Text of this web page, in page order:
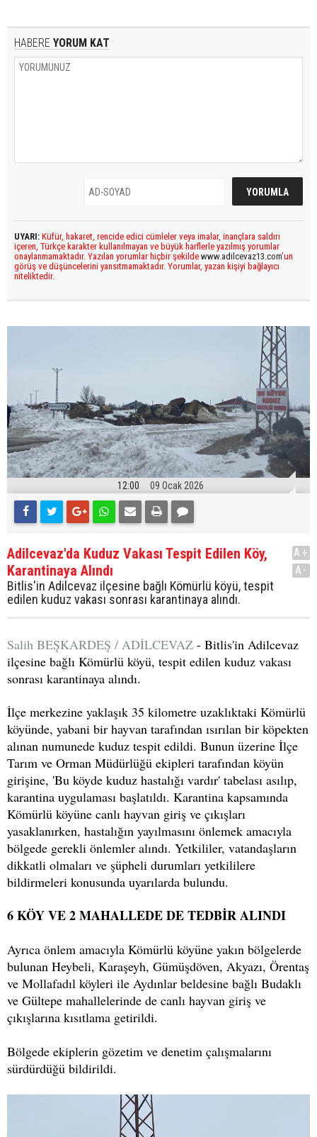
HABERE YORUM KAT
UYARI: Küfür, hakaret, rencide edici cümleler veya imalar, inançlara saldırı
içeren, Türkçe karakter kullanılmayan ve büyük harflerle yazılmış yorumlar
onaylanmamaktadır. Yazılan yorumlar hiçbir şekilde www.adilcevaz13.com’un
görüş ve düşüncelerini yansıtmamaktadır. Yorumlar, yazan kişiyi bağlayıcı
niteliktedir.
12:00 09 Ocak 2026
Adilcevaz'da Kuduz Vakası Tespit Edilen Köy,
Karantinaya Alındı
Bitlis'in Adilcevaz ilçesine bağlı Kömürlü köyü, tespit
edilen kuduz vakası sonrası karantinaya alındı.
A+
A-
Salih BEŞKARDEŞ / ADİLCEVAZ - Bitlis'in Adilcevaz
ilçesine bağlı Kömürlü köyü, tespit edilen kuduz vakası
sonrası karantinaya alındı.
İlçe merkezine yaklaşık 35 kilometre uzaklıktaki Kömürlü
köyünde, yabani bir hayvan tarafından ısırılan bir köpekten
alınan numunede kuduz tespit edildi. Bunun üzerine İlçe
Tarım ve Orman Müdürlüğü ekipleri tarafından köyün
girişine, 'Bu köyde kuduz hastalığı vardır' tabelası asılıp,
karantina uygulaması başlatıldı. Karantina kapsamında
Kömürlü köyüne canlı hayvan giriş ve çıkışları
yasaklanırken, hastalığın yayılmasını önlemek amacıyla
bölgede gerekli önlemler alındı. Yetkililer, vatandaşların
dikkatli olmaları ve şüpheli durumları yetkililere
bildirmeleri konusunda uyarılarda bulundu.
6 KÖY VE 2 MAHALLEDE DE TEDBİR ALINDI
Ayrıca önlem amacıyla Kömürlü köyüne yakın bölgelerde
bulunan Heybeli, Karaşeyh, Gümüşdöven, Akyazı, Örentaş
ve Mollafadıl köyleri ile Aydınlar beldesine bağlı Budaklı
ve Gültepe mahallelerinde de canlı hayvan giriş ve
çıkışlarına kısıtlama getirildi.
Bölgede ekiplerin gözetim ve denetim çalışmalarını
sürdürdüğü bildirildi.